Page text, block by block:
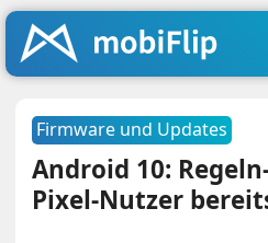
Firmware und Updates
Android 10:
Pixel-Nutzer